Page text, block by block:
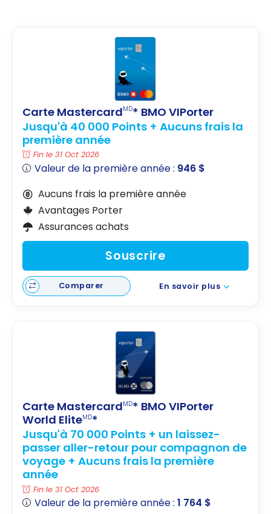
Carte MastercardMD* BMO VIPorter
Jusqu'à 40 000 Points + Aucuns frais la
première année
Fin le 31 Oct 2026
Valeur de la première année : 946 $
Aucuns frais la première année
Avantages Porter
Assurances achats
Souscrire
Comparer En savoir plus
Carte MastercardMD* BMO VIPorter
World EliteMD*
Jusqu'à 70 000 Points + un laissez-
passer aller-retour pour compagnon de
voyage + Aucuns frais la première
année
Fin le 31 Oct 2026
Valeur de la première année :1 764 $